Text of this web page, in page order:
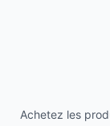
Achetez les